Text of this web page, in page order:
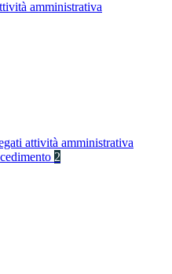
amministrativa
attività amministrativa
2